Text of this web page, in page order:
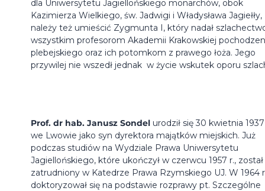
dla Uniwersytetu Jagiellońskiego monarchów, obok
Kazimierza Wielkiego, św. Jadwigi i Władysława Jagiełły,
należy też umieścić Zygmunta I, który nadał
wszystkim profesorom Akademii Krakowskiej
plebejskiego oraz ich potomkom z prawego łoża. Jego
przywilej nie wszedł jednak w życie wskutek oporu
Prof. dr hab. Janusz Sondel urodził się 30 kwietnia
we Lwowie jako syn dyrektora majątków miejskich. Już
podczas studiów na Wydziale Prawa Uniwersytetu
Jagiellońskiego, które ukończył w czerwcu 1957 r., został
zatrudniony w Katedrze Prawa Rzymskiego UJ. W 1964
doktoryzował się na podstawie rozprawy pt. Szczególne